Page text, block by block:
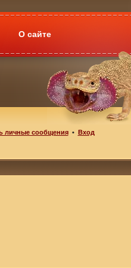
О сайте
личные сообщения• Вход